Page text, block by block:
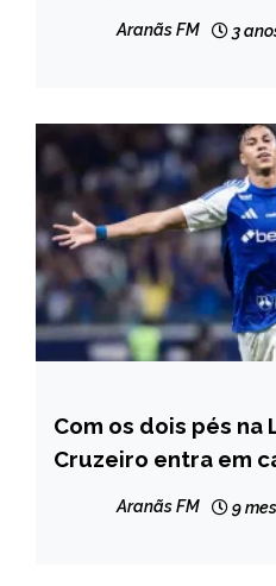
Aranãs FM 3
ESPORTES
NOTÍCIAS
Com os dois pés
Cruzeiro entra em
Aranãs FM 9